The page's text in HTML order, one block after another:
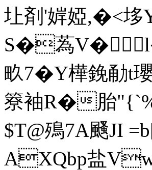
圵 剤'婩婭,�<垑
S�蒍
畂7�Y樺鋔勈t
簝袖R�胎
$T@殦7A颾
AXQbp盐